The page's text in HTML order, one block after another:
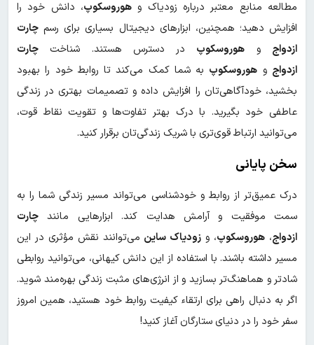
مطالعه منابع معتبر درباره زودیاک و هوروسکوپ، دانش خود را
افزایش دهید؛ همچنین، ابزارهای دیجیتال بسیاری برای رسم چارت
ازدواج و هوروسکوپ در دسترس هستند. شناخت چارت
ازدواج و هوروسکوپ به شما کمک می‌کند تا روابط خود را بهبود
بخشید، خودآگاهی‌تان را افزایش داده و تصمیمات بهتری در زندگی
عاطفی خود بگیرید. با درک بهتر تفاوت‌ها و تقویت نقاط قوت،
می‌توانید ارتباط قوی‌تری با شریک زندگی‌تان برقرار کنید.
سخن پایانی
درک عمیق‌تر از روابط و خودشناسی می‌تواند مسیر زندگی شما را به
سمت موفقیت و آرامش هدایت کند. ابزارهایی مانند چارت
ازدواج، هوروسکوپ، و زودیاک ساین می‌توانند نقش مؤثری در این
مسیر داشته باشند. با استفاده از این دانش کیهانی، می‌توانید روابطی
شادتر و هماهنگ‌تر بسازید و از انرژی‌های مثبت زندگی بهره‌مند شوید.
اگر به دنبال راهی برای ارتقاء کیفیت روابط خود هستید، همین امروز
سفر خود را در دنیای ستارگان آغاز کنید!